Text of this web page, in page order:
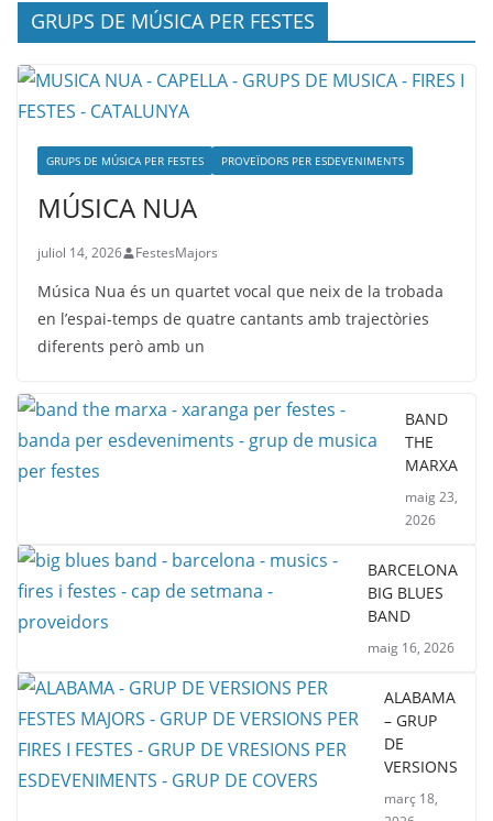
GRUPS DE MÚSICA PER FESTES
GRUPS DE MÚSICA PER FESTES PROVEÏDORS PER ESDEVENIMENTS
MÚSICA NUA
juliol 14, 2026 FestesMajors
Música Nua és un quartet vocal que neix de la trobada
en l’espai-temps de quatre cantants amb trajectòries
diferents però amb un
BAND
THE
MARXA
maig 23,
2026
BARCELONA
BIG BLUES
BAND
maig 16, 2026
ALABAMA
– GRUP
DE
VERSIONS
març 18,